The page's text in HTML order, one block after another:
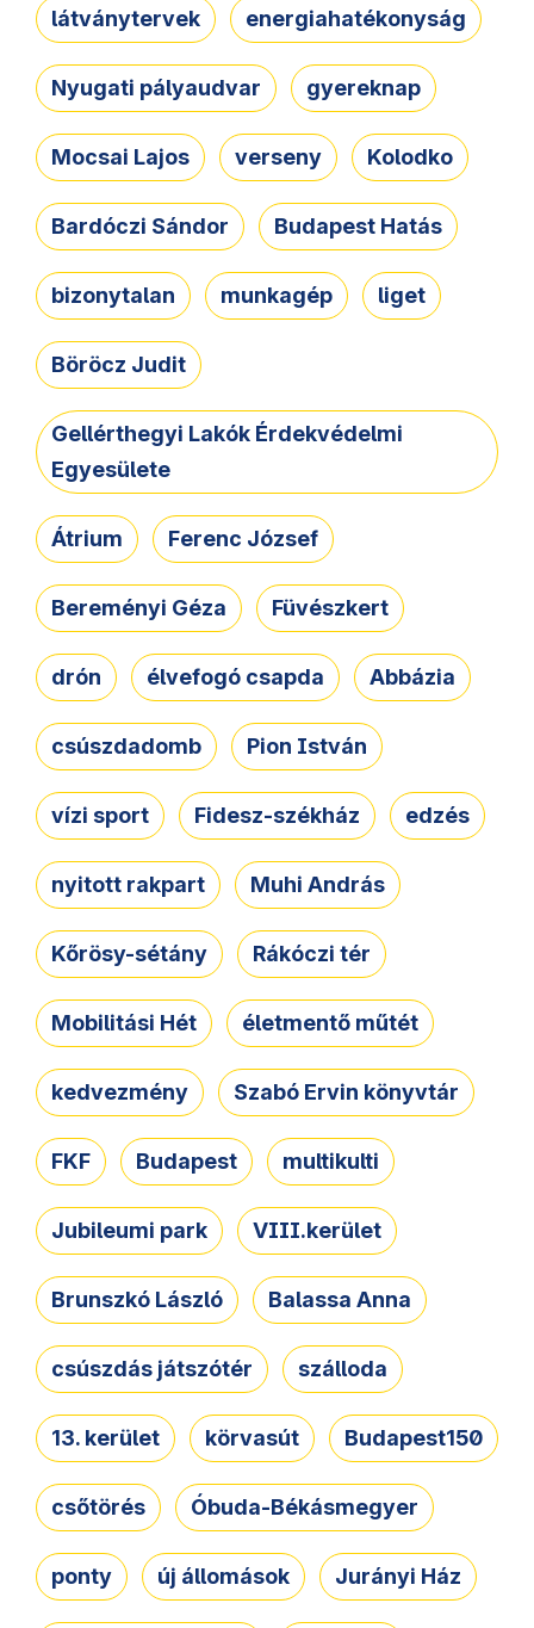
látványtervek energiahatékonyság
Nyugati pályaudvar gyereknap
Mocsai Lajos verseny Kolodko
Bardóczi Sándor Budapest Hatás
bizonytalan munkagép liget
Böröcz Judit
Gellérthegyi Lakók Érdekvédelmi
Egyesülete
Átrium Ferenc József
Bereményi Géza Füvészkert
drón élvefogó csapda Abbázia
csúszdadomb Pion István
vízi sport Fidesz-székház edzés
nyitott rakpart Muhi András
Kőrösy-sétány Rákóczi tér
Mobilitási Hét életmentő műtét
kedvezmény Szabó Ervin könyvtár
FKF Budapest multikulti
Jubileumi park VIII.kerület
Brunszkó László Balassa Anna
csúszdás játszótér szálloda
13. kerület körvasút Budapest150
csőtörés Óbuda-Békásmegyer
ponty új állomások Jurányi Ház